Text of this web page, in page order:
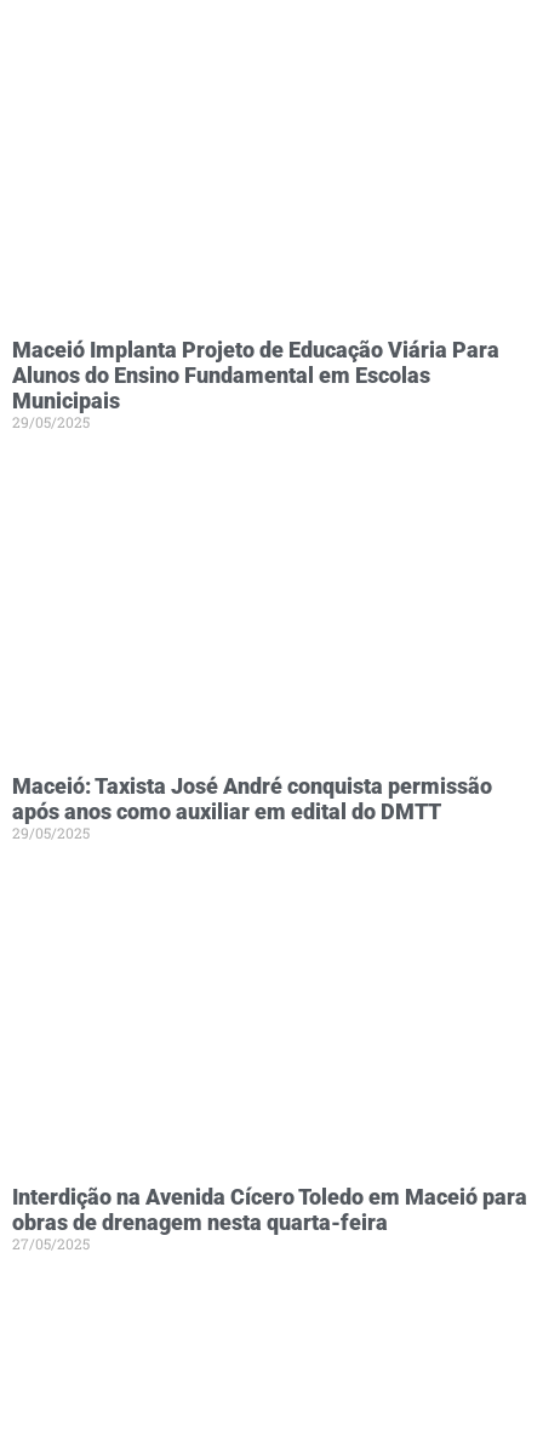
Maceió Implanta Projeto de Educação Viária Para
Alunos do Ensino Fundamental em Escolas
Municipais
29/05/2025
Maceió: Taxista José André conquista permissão
após anos como auxiliar em edital do DMTT
29/05/2025
Interdição na Avenida Cícero Toledo em Maceió para
obras de drenagem nesta quarta-feira
27/05/2025